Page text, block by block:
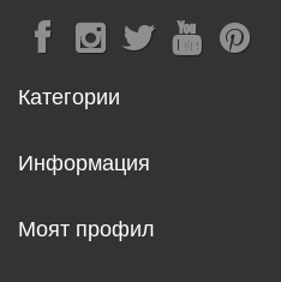
Категории
Информация
Моят профил